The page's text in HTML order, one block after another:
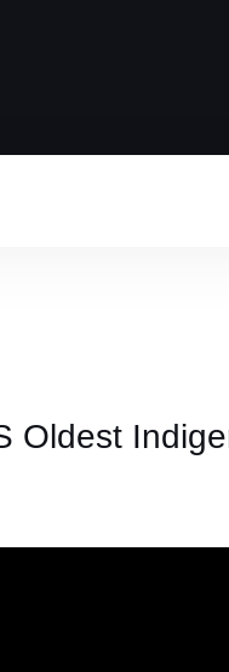
Oldest